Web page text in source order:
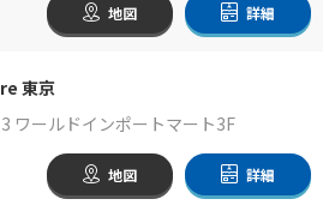
地図 詳細
東京
ールドインポートマート3F
地図 詳細